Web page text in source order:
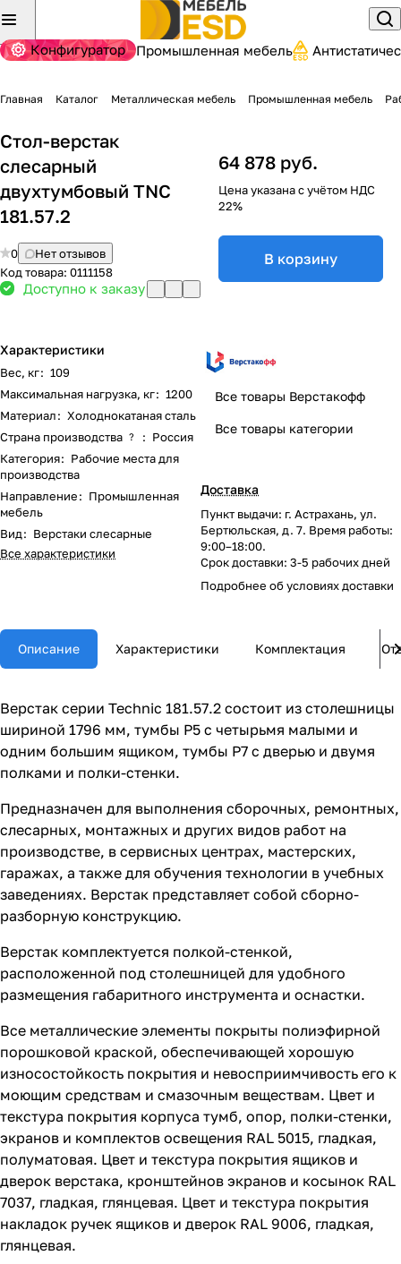
Конфигуратор Промышленная мебель
Главная Каталог Металлическая мебель Промышленная мебель
Стол-верстак
слесарный
двухтумбовый TNC
181.57.2
0
Нет отзывов
Код товара: 0111158
Доступно к заказу
Характеристики
Вес, кг: 109
Максимальная нагрузка, кг: 1200
Материал: Холоднокатаная сталь
Страна производства ? : Россия
Категория: Рабочие места для
производства
Направление: Промышленная
мебель
Вид: Верстаки слесарные
Все характеристики
64 878 руб.
Цена указана с учётом НДС
22%
В корзину
Все товары Верстакофф
Все товары категории
Доставка
Пункт выдачи: г. Астрахань, ул.
Бертюльская, д. 7. Время работы:
9:00–18:00.
Срок доставки: 3-5 рабочих дней
Подробнее обусловиях доставки
Описание Характеристики Комплектация
Верстак серии Technic 181.57.2 состоит из столешницы
шириной 1796 мм, тумбы P5 с четырьмя малыми и
одним большим ящиком, тумбы P7 с дверью и двумя
полками и полки-стенки.
Предназначен для выполнения сборочных, ремонтных,
слесарных, монтажных и других видов работ на
производстве, в сервисных центрах, мастерских,
гаражах, а также для обучения технологии в учебных
заведениях. Верстак представляет собой сборно-
разборную конструкцию.
Верстак комплектуется полкой-стенкой,
расположенной под столешницей для удобного
размещения габаритного инструмента и оснастки.
Все металлические элементы покрыты полиэфирной
порошковой краской, обеспечивающей хорошую
износостойкость покрытия и невосприимчивость его к
моющим средствам и смазочным веществам. Цвет и
текстура покрытия корпуса тумб, опор, полки-стенки,
экранов и комплектов освещения RAL 5015, гладкая,
полуматовая. Цвет и текстура покрытия ящиков и
дверок верстака, кронштейнов экранов и косынок RAL
7037, гладкая, глянцевая. Цвет и текстура покрытия
накладок ручек ящиков и дверок RAL 9006, гладкая,
глянцевая.